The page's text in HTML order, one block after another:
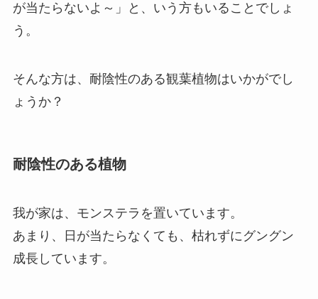
が当たらないよ～」と、いう方もいることでしょ
う。
そんな方は、耐陰性のある観葉植物はいかがでし
ょうか？
耐陰性のある植物
我が家は、モンステラを置いています。
あまり、日が当たらなくても、枯れずにグングン
成長しています。